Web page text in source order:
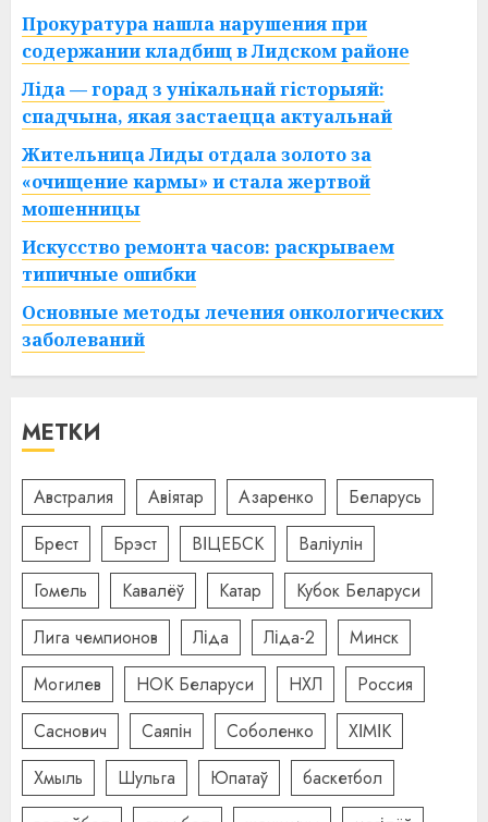
Прокуратура нашла нарушения при
содержании кладбищ в Лидском районе
Ліда — горад з унікальнай гісторыяй:
спадчына, якая застаецца актуальнай
Жительница Лиды отдала золото за
«очищение кармы» и стала жертвой
мошенницы
Искусство ремонта часов: раскрываем
типичные ошибки
Основные методы лечения онкологических
заболеваний
МЕТКИ
Австралия Авіятар Азаренко
Беларусь
Брест
Брэст ВІЦЕБСК
Валіулін
Гомель
Кавалёў Катар
Кубок Беларуси
Лига чемпионов
Ліда Ліда-2
Минск
Могилев
НОК Беларуси НХЛ
Россия
Саснович
Саяпін Соболенко
ХІМІК
Хмыль
Шульга Юпатаў
баскетбол